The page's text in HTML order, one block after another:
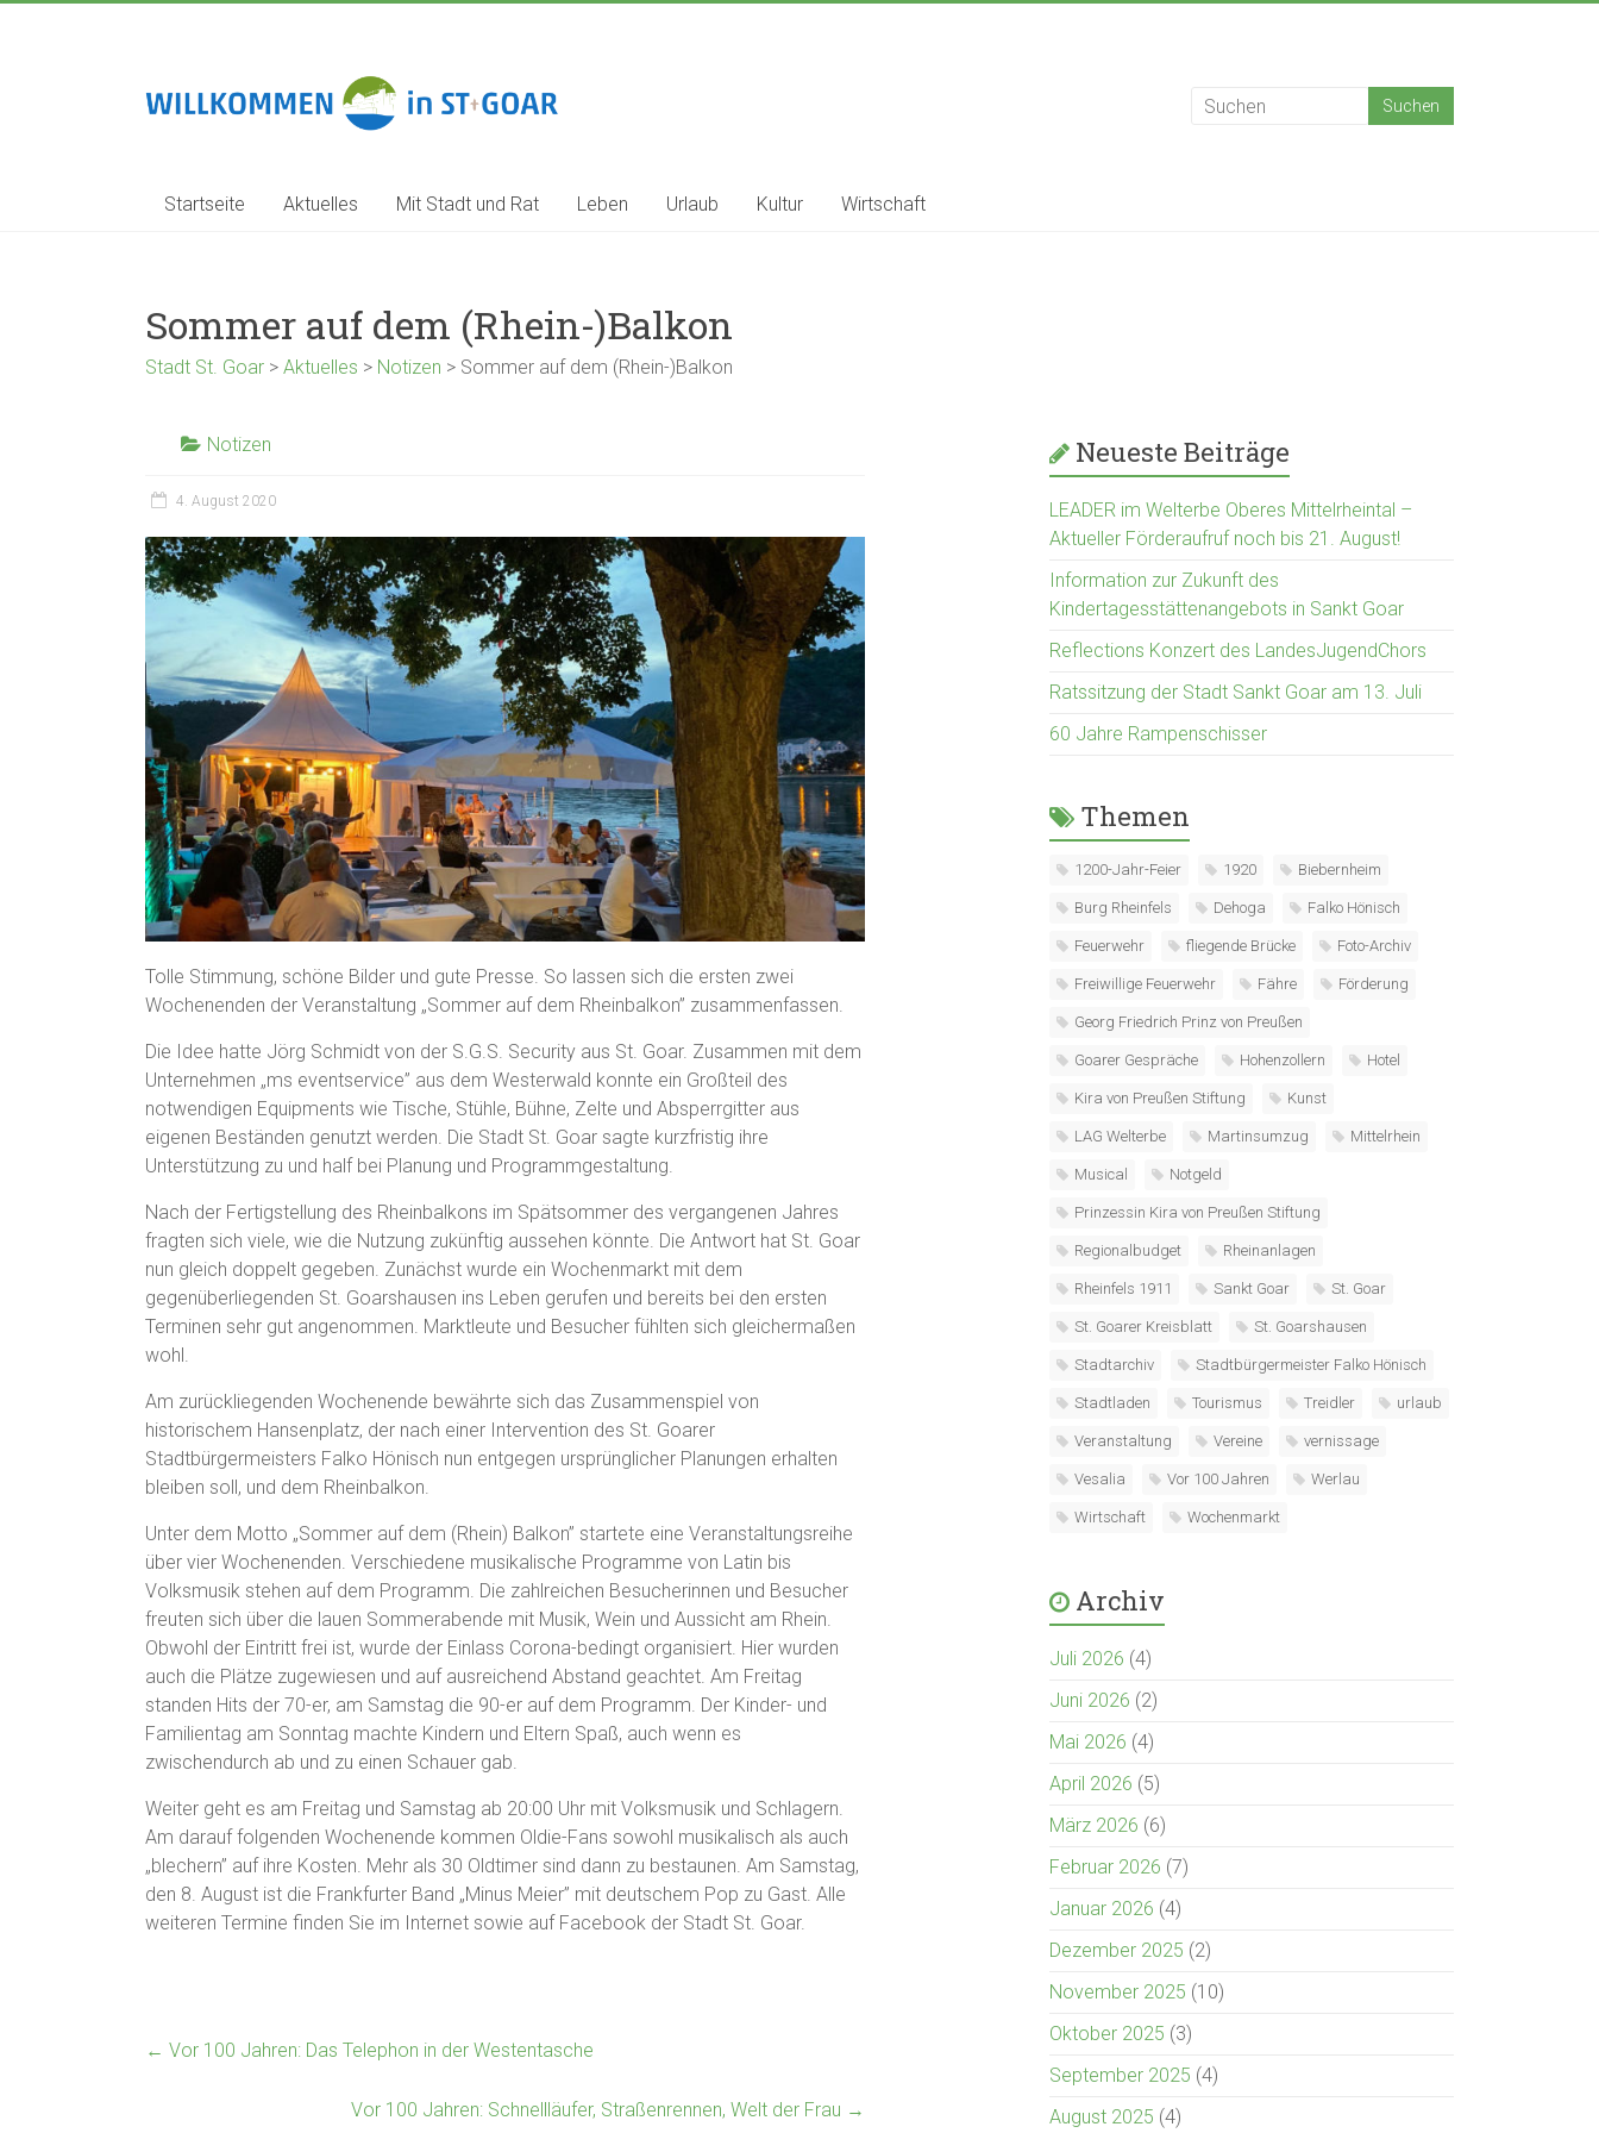
Stadt
Goar
Startseite Aktuelles Mit Stadt und Rat Leben Urlaub Kultur Wirtschaft
Sommer auf dem (Rhein-)Balkon
Stadt St. Goar > Aktuelles > Notizen > Sommer auf dem (Rhein-)Balkon
Notizen
4. August 2020
Tolle Stimmung, schöne Bilder und gute Presse. So lassen sich die ersten zwei
Wochenenden der Veranstaltung „Sommer auf dem Rheinbalkon” zusammenfassen.
Die Idee hatte Jörg Schmidt von der S.G.S. Security aus St. Goar. Zusammen mit dem
Unternehmen „ms eventservice” aus dem Westerwald konnte ein Großteil des
notwendigen Equipments wie Tische, Stühle, Bühne, Zelte und Absperrgitter aus
eigenen Beständen genutzt werden. Die Stadt St. Goar sagte kurzfristig ihre
Unterstützung zu und half bei Planung und Programmgestaltung.
Nach der Fertigstellung des Rheinbalkons im Spätsommer des vergangenen Jahres
fragten sich viele, wie die Nutzung zukünftig aussehen könnte. Die Antwort hat St. Goar
nun gleich doppelt gegeben. Zunächst wurde ein Wochenmarkt mit dem
gegenüberliegenden St. Goarshausen ins Leben gerufen und bereits bei den ersten
Terminen sehr gut angenommen. Marktleute und Besucher fühlten sich gleichermaßen
wohl.
Am zurückliegenden Wochenende bewährte sich das Zusammenspiel von
historischem Hansenplatz, der nach einer Intervention des St. Goarer
Stadtbürgermeisters Falko Hönisch nun entgegen ursprünglicher Planungen erhalten
bleiben soll, und dem Rheinbalkon.
Unter dem Motto „Sommer auf dem (Rhein) Balkon” startete eine Veranstaltungsreihe
über vier Wochenenden. Verschiedene musikalische Programme von Latin bis
Volksmusik stehen auf dem Programm. Die zahlreichen Besucherinnen und Besucher
freuten sich über die lauen Sommerabende mit Musik, Wein und Aussicht am Rhein.
Obwohl der Eintritt frei ist, wurde der Einlass Corona-bedingt organisiert. Hier wurden
auch die Plätze zugewiesen und auf ausreichend Abstand geachtet. Am Freitag
standen Hits der 70-er, am Samstag die 90-er auf dem Programm. Der Kinder- und
Familientag am Sonntag machte Kindern und Eltern Spaß, auch wenn es
zwischendurch ab und zu einen Schauer gab.
Weiter geht es am Freitag und Samstag ab 20:00 Uhr mit Volksmusik und Schlagern.
Am darauf folgenden Wochenende kommen Oldie-Fans sowohl musikalisch als auch
„blechern” auf ihre Kosten. Mehr als 30 Oldtimer sind dann zu bestaunen. Am Samstag,
den 8. August ist die Frankfurter Band „Minus Meier” mit deutschem Pop zu Gast. Alle
weiteren Termine finden Sie im Internet sowie auf Facebook der Stadt St. Goar.
← Vor 100 Jahren: Das Telephon in der Westentasche
Vor 100 Jahren: Schnellläufer, Straßenrennen, Welt der Frau →
Neueste Beiträge
LEADER im Welterbe Oberes Mittelrheintal –
Aktueller Förderaufruf noch bis 21. August!
Information zur Zukunft des
Kindertagesstättenangebots in Sankt Goar
Reflections Konzert des LandesJugendChors
Ratssitzung der Stadt Sankt Goar am 13. Juli
60 Jahre Rampenschisser
Themen
1200-Jahr-Feier 1920 Biebernheim
Burg Rheinfels Dehoga Falko Hönisch
Feuerwehr fliegende Brücke Foto-Archiv
Freiwillige Feuerwehr Fähre Förderung
Georg Friedrich Prinz von Preußen
Goarer Gespräche Hohenzollern Hotel
Kira von Preußen Stiftung Kunst
LAG Welterbe Martinsumzug Mittelrhein
Musical Notgeld
Prinzessin Kira von Preußen Stiftung
Regionalbudget Rheinanlagen
Rheinfels 1911 Sankt Goar St. Goar
St. Goarer Kreisblatt St. Goarshausen
Stadtarchiv Stadtbürgermeister Falko Hönisch
Stadtladen Tourismus Treidler urlaub
Veranstaltung Vereine vernissage
Vesalia Vor 100 Jahren Werlau
Wirtschaft Wochenmarkt
Archiv
Juli 2026 (4)
Juni 2026 (2)
Mai 2026 (4)
April 2026 (5)
März 2026 (6)
Februar 2026 (7)
Januar 2026 (4)
Dezember 2025 (2)
November 2025 (10)
Oktober 2025 (3)
September 2025 (4)
August 2025 (4)